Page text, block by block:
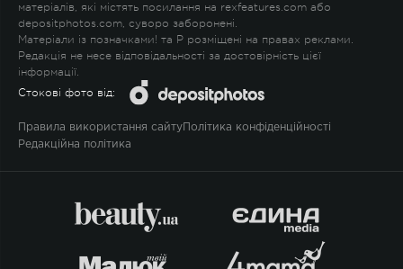
матеріалів, які містять посилання на rexfeatures.com або
depositphotos.com, суворо заборонені.
Матеріали із позначками! та P розміщені на правах реклами.
Редакція не несе відповідальності за достовірність цієї
інформації.
Стокові фото від:
Правила використання сайту Політика конфіденційності
Редакційна політика